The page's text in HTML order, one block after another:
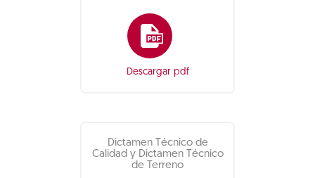
Descargar pdf
Dictamen Técnico de
Calidad y Dictamen Técnico
de Terreno